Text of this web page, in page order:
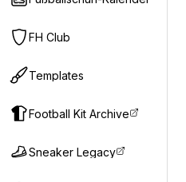
FH Club
Templates
Football Kit Archive
Sneaker Legacy